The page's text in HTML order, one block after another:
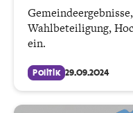
Wahlbeteiligung,
ein.
Politik 29.09.2024